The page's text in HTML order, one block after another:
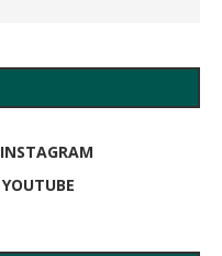
INSTAGRAM
YOUTUBE